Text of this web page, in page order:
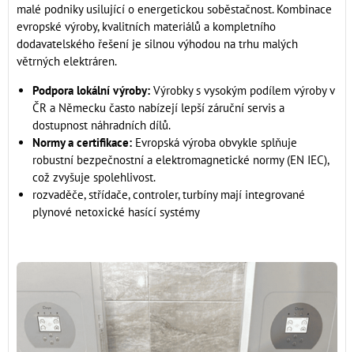
malé podniky usilující o energetickou soběstačnost. Kombinace
evropské výroby, kvalitních materiálů a kompletního
dodavatelského řešení je silnou výhodou na trhu malých
větrných elektráren.
Podpora lokální výroby: Výrobky s vysokým podílem výroby v
ČR a Německu často nabízejí lepší záruční servis a
dostupnost náhradních dílů.
Normy a certifikace: Evropská výroba obvykle splňuje
robustní bezpečnostní a elektromagnetické normy (EN IEC),
což zvyšuje spolehlivost.
rozvaděče, střídače, controler, turbíny mají integrované
plynové netoxické hasící systémy